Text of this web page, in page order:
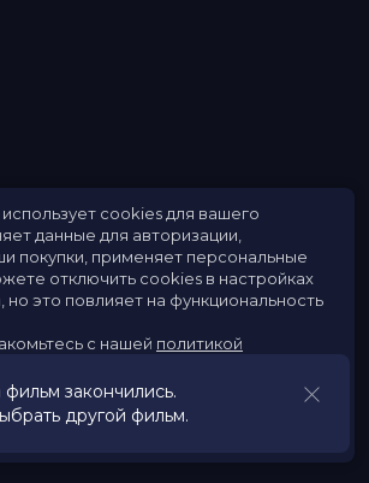
закончились.
другой фильм.
cookies для вашего
данные для авторизации,
покупки, применяет персональные
отключить cookies в настройках
но это повлияет на функциональность
с нашей политикой
Принять